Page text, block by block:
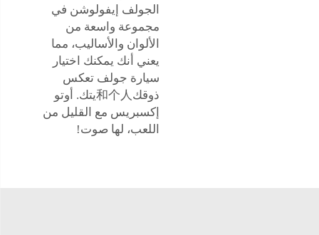
الجولف إيفولوشن في
مجموعة واسعة من
الألوان والأساليب، مما
يعني أنك يمكنك اختيار
سيارة جولف تعكس
ذوقك和个人يتك. أوتو
إكسبريس مع القليل من
اللعب، لها صوت!